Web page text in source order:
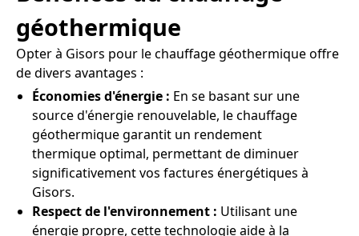
géothermique
Opter à Gisors pour le chauffage géothermique offre
de divers avantages :
Économies d'énergie : En se basant sur une
source d'énergie renouvelable, le chauffage
géothermique garantit un rendement
thermique optimal, permettant de diminuer
significativement vos factures énergétiques à
Gisors.
Respect de l'environnement : Utilisant une
énergie propre, cette technologie aide à la